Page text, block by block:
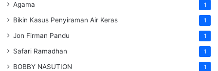
Agama 1
Bikin Kasus Penyiraman Air Keras 1
Jon Firman Pandu 1
Safari Ramadhan 1
BOBBY NASUTION 1